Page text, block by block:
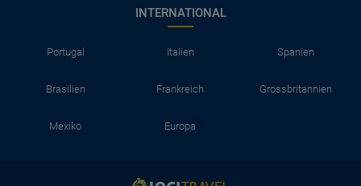
INTERNATIONAL
Portugal Italien Spanien
Brasilien Frankreich Grossbritannien
Mexiko Europa